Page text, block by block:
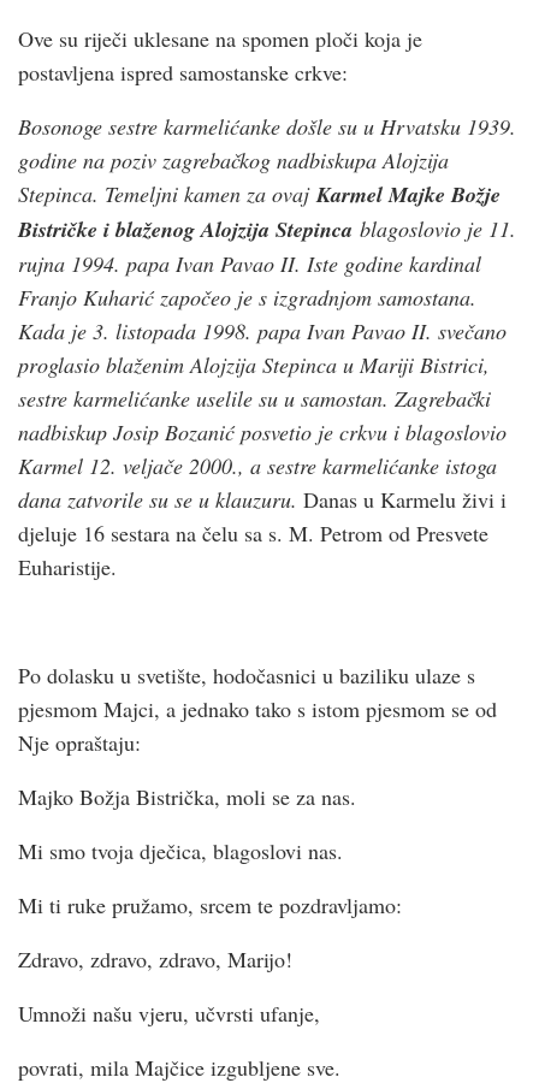
Ove su riječi uklesane na spomen ploči koja je
postavljena ispred samostanske crkve:
Bosonoge sestre karmelićanke došle su u Hrvatsku 1939.
godine na poziv zagrebačkog nadbiskupa Alojzija
Stepinca. Temeljni kamen za ovajKarmel Majke Božje
Bistričke i blaženog Alojzija Stepinca blagoslovio je 11.
rujna 1994. papa Ivan Pavao II. Iste godine kardinal
Franjo Kuharić započeo je s izgradnjom samostana.
Kada je 3. listopada 1998. papa Ivan Pavao II. svečano
proglasio blaženim Alojzija Stepinca u Mariji Bistrici,
sestre karmelićanke uselile su u samostan. Zagrebački
nadbiskup Josip Bozanić posvetio je crkvu i blagoslovio
Karmel 12. veljače 2000., a sestre karmelićanke istoga
dana zatvorile su se u klauzuru. Danas u Karmelu živi i
djeluje 16 sestara na čelu sa s. M. Petrom od Presvete
Euharistije.
Po dolasku u svetište, hodočasnici u baziliku ulaze s
pjesmom Majci, a jednako tako s istom pjesmom se od
Nje opraštaju:
Majko Božja Bistrička, moli se za nas.
Mi smo tvoja dječica, blagoslovi nas.
Mi ti ruke pružamo, srcem te pozdravljamo:
Zdravo, zdravo, zdravo, Marijo!
Umnoži našu vjeru, učvrsti ufanje,
povrati, mila Majčice izgubljene sve.